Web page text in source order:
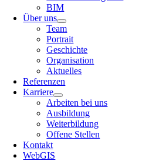
BIM
Über uns
Team
Portrait
Geschichte
Organisation
Aktuelles
Referenzen
Karriere
Arbeiten bei uns
Ausbildung
Weiterbildung
Offene Stellen
Kontakt
WebGIS